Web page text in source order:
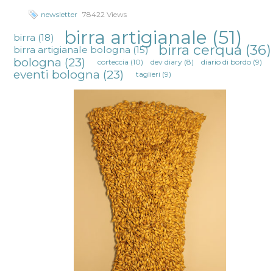
newsletter 78422 Views
birra (18) birra artigianale (51)
birra artigianale bologna (15) birra cerqua (36)
bologna (23) corteccia (10) dev diary(8) diario di bordo(9)
eventi bologna (23) taglieri (9)